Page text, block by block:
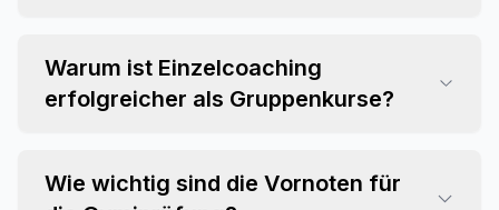
Warum ist Einzelcoaching
erfolgreicher als Gruppenkurse?
Wie wichtig sind die Vornoten für